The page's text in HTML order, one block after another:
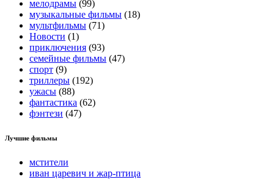
мелодрамы (99)
музыкальные фильмы (18)
мультфильмы (71)
Новости (1)
приключения (93)
семейные фильмы (47)
спорт (9)
триллеры (192)
ужасы (88)
фантастика (62)
фэнтези (47)
Лучшие фильмы
мстители
иван царевич и жар-птица